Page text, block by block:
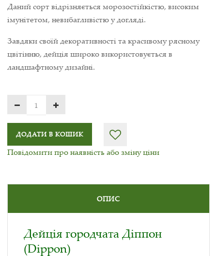
Даний сорт відрізняється морозостійкістю, високим
імунітетом, невибагливістю у догляді.
Завдяки своїй декоративності та красивому рясному
цвітінню, дейція широко використовується в
ландшафтному дизайні.
ДОДАТИ В КОШИК
Повідомити про наявність або зміну ціни
ОПИС
Дейція городчата Діппон
(Dippon)